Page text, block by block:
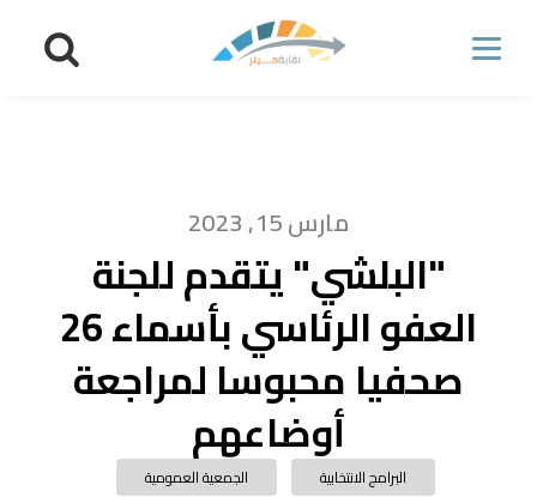
مارس 15, 2023
"البلشي" يتقدم للجنة
العفو الرئاسي بأسماء 26
صحفيا محبوسا لمراجعة
أوضاعهم
البرامج الانتخابية
الجمعية العمومية